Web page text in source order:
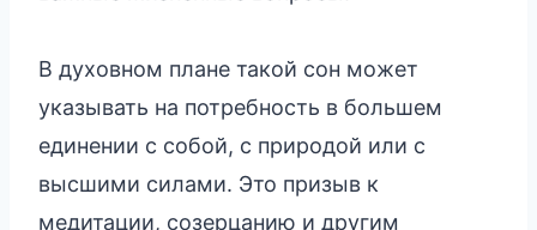
В духовном плане такой сон может
указывать на потребность в большем
единении с собой, с природой или с
высшими силами. Это призыв к
медитации, созерцанию и другим